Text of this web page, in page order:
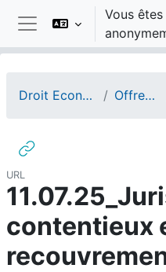
Passer au contenu principal
Panneau latéral
Vous
Droit Economie Gestion Offres d'emploi
URL
contentieux